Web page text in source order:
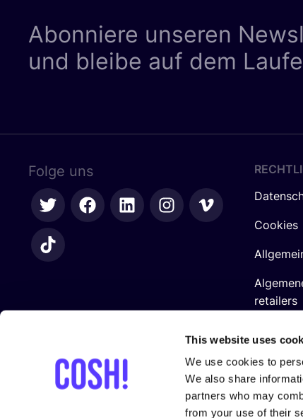
This website uses
We use cookies to
We also share
partners who may
from your use of their
Abonniere unseren
und bleibe auf dem
Folge uns
Cookies
retailers